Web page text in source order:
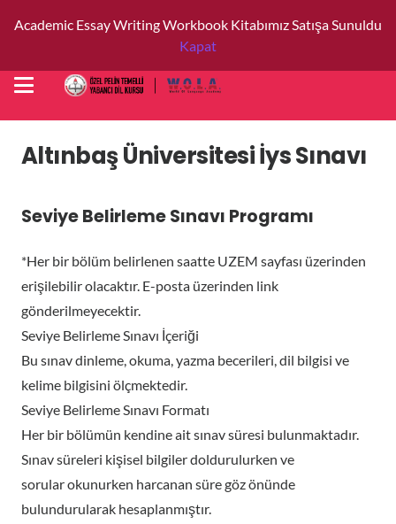
Academic Essay Writing Workbook Kitabımız Satışa Sunuldu
Kapat
Altınbaş Üniversitesi İys Sınavı
Seviye Belirleme Sınavı Programı
*Her bir bölüm belirlenen saatte UZEM sayfası üzerinden
erişilebilir olacaktır. E-posta üzerinden link
gönderilmeyecektir.
Seviye Belirleme Sınavı İçeriği
Bu sınav dinleme, okuma, yazma becerileri, dil bilgisi ve
kelime bilgisini ölçmektedir.
Seviye Belirleme Sınavı Formatı
Her bir bölümün kendine ait sınav süresi bulunmaktadır.
Sınav süreleri kişisel bilgiler doldurulurken ve
sorular okunurken harcanan süre göz önünde
bulundurularak hesaplanmıştır.